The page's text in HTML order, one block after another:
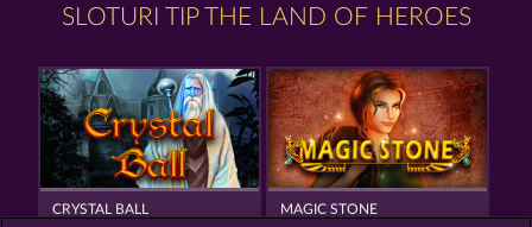
SLOTURI TIP THE LAND OF HEROES
CRYSTAL BALL MAGIC STONE